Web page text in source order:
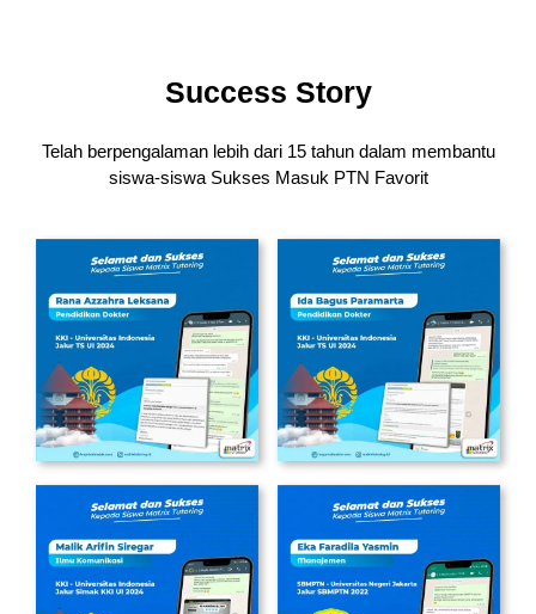
Success Story
Telah berpengalaman lebih dari 15 tahun dalam membantu
siswa-siswa Sukses Masuk PTN Favorit